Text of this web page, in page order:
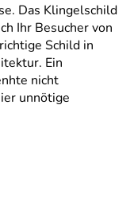
Das Klingelschild
Ihr Besucher von
Schild in
Ein
nicht
unnötige